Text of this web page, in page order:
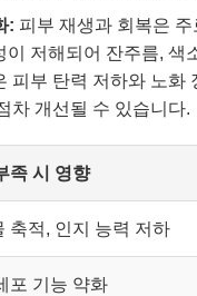
: 피부 재생과 회복은
이 저해되어 잔주름,
피부 탄력 저하와 노
차 개선될 수 있습니다.
족 시 영향
축적, 인지 능력 저하
포 기능 약화